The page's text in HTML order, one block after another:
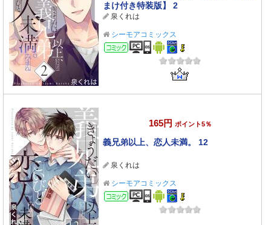
まけ付き特装版】 2
泉くれは
シーモアコミックス
コミック
165円 ポイント5％
義兄弟以上、恋人未満。 12
泉くれは
シーモアコミックス
コミック